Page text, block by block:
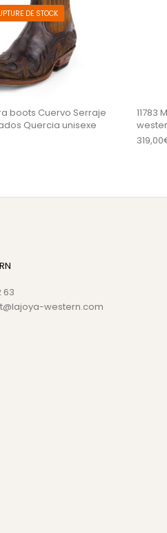
DE STOCK
boots Cuervo Serraje
Quercia unisexe
11783
319,00
63
western.com